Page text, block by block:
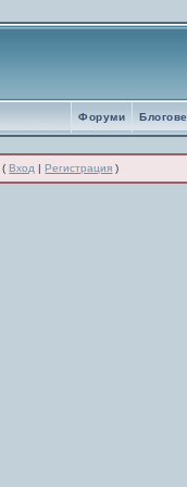
Блогове
Форуми
(Вход |Регистрация )